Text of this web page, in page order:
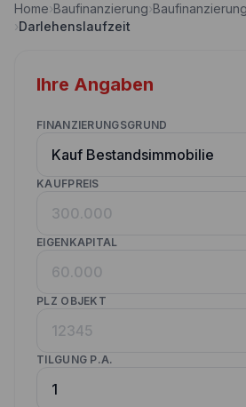
Nebenkostenrechner
Annuitätenrechner
Wettbewerbe
Kunden werben Kunden
Kontakt
Home›Baufinanzierung›
›Darlehenslaufzeit
Ihre Angaben
FINANZIERUNGSGRUND
KAUFPREIS
EIGENKAPITAL
PLZ OBJEKT
TILGUNG P.A.